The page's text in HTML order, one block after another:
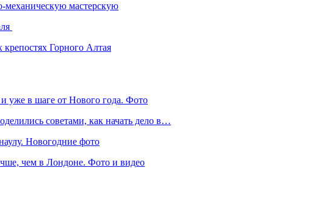
механическую мастерскую
крепостях Горного Алтая
уже в шаге от Нового года. Фото
советами, как начать дело в…
Новогодние фото
чем в Лондоне. Фото и видео